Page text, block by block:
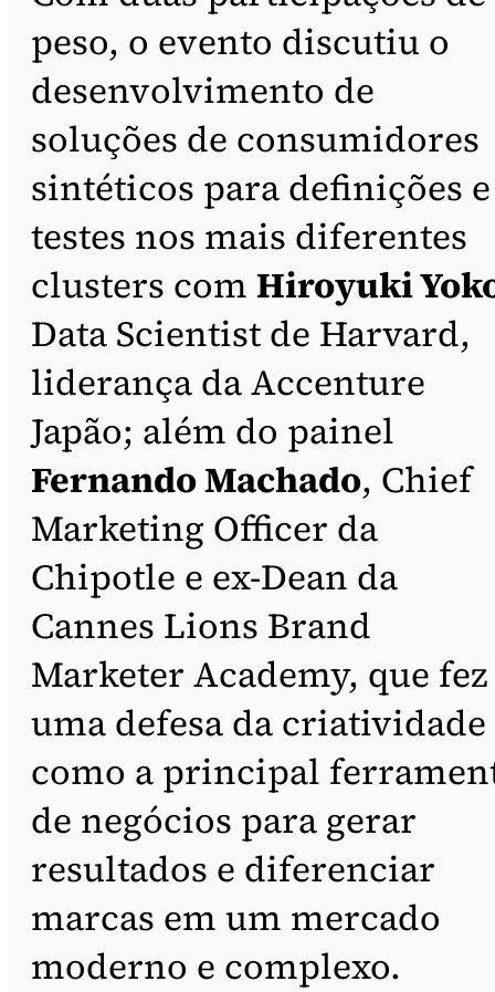
peso, o evento discutiu o
desenvolvimento de
soluções de consumidores
sintéticos para definições e
testes nos mais diferentes
clusters com Hiroyuki
Data Scientist de Harvard,
liderança da Accenture
Japão; além do painel
Fernando Machado, Chief
Marketing Officer da
Chipotle e ex-Dean da
Cannes Lions Brand
Marketer Academy, que fez
uma defesa da criatividade
como a principal
de negócios para gerar
resultados e diferenciar
marcas em um mercado
moderno e complexo.